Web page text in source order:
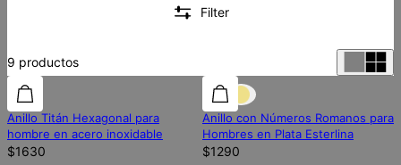
Filter
9 productos
Anillo Titán Hexagonal para
hombre en acero inoxidable
$1630
Anillo con Números Romanos para
Hombres en Plata Esterlina
$1290